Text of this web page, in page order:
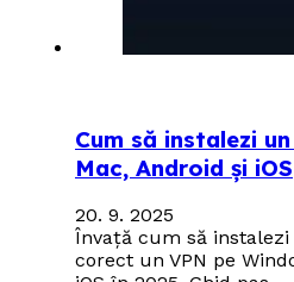
Cum să instalezi
Mac, Android și iOS
20. 9. 2025
Învață cum să
corect un VPN pe